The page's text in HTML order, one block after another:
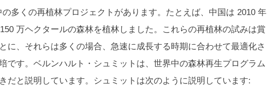
多くの再植林プロジェクトがあります。たとえば、中国は 2010 年
万ヘクタールの森林を植林しました。これらの再植林の試みは賞
に、それらは多くの場合、急速に成長する時期に合わせて最適化さ
です。ベルンハルト・シュミットは、世界中の森林再生プログラム
だと説明しています。シュミットは次のように説明しています: